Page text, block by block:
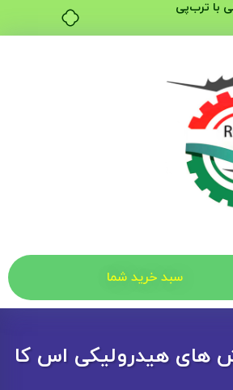
سبد خرید شما
های هیدرولیکی اس کا